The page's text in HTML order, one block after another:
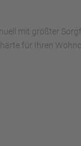
mit größter
für Ihren